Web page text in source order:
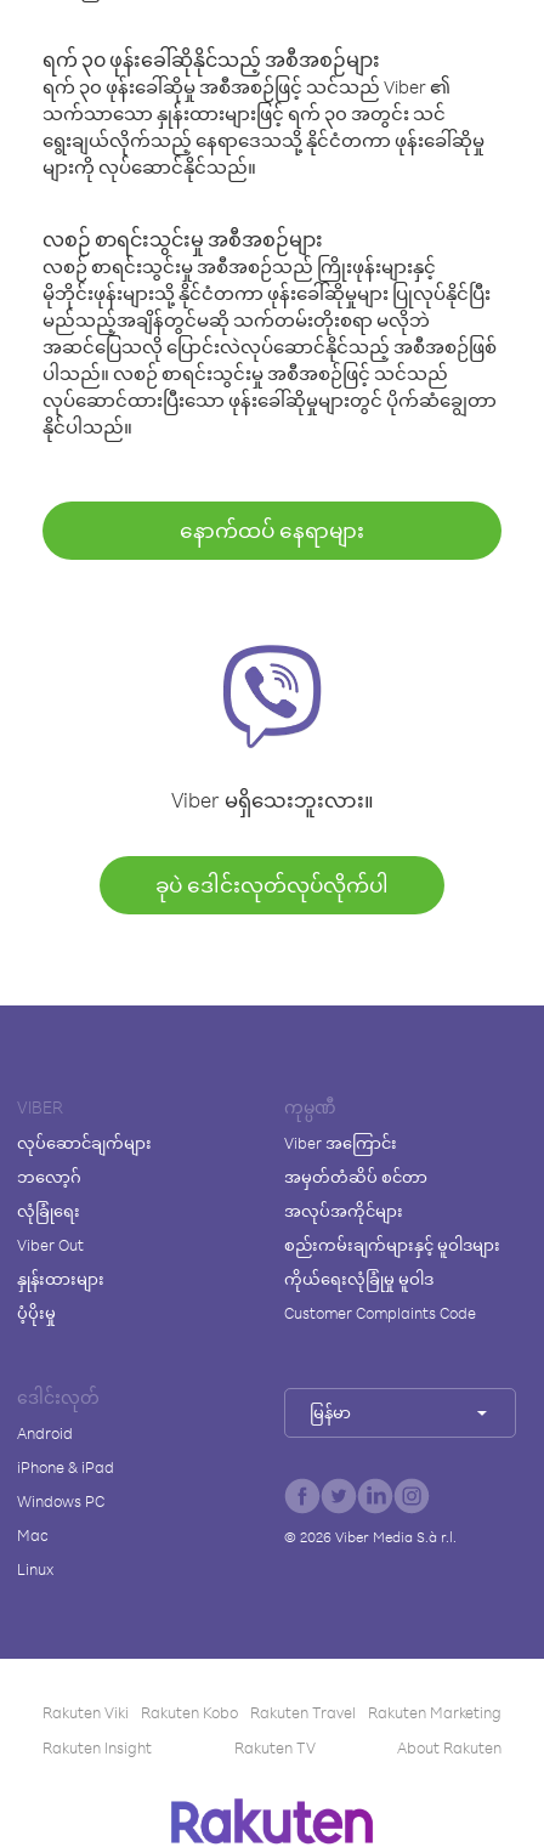
ရက် ၃၀ ဖုန်းခေါ်ဆိုနိုင်သည့် အစီအစဉ်များ
ရက် ၃၀ ဖုန်းခေါ်ဆိုမှု အစီအစဉ်ဖြင့် သင်သည် Viber ၏
သက်သာသော နှုန်းထားများဖြင့် ရက် ၃၀ အတွင်း သင်
ရွေးချယ်လိုက်သည့် နေရာဒေသသို့ နိုင်ငံတကာ ဖုန်းခေါ်ဆိုမှု
များကို လုပ်ဆောင်နိုင်သည်။
လစဉ် စာရင်းသွင်းမှု အစီအစဉ်များ
လစဉ် စာရင်းသွင်းမှု အစီအစဉ်သည် ကြိုးဖုန်းများနှင့်
မိုဘိုင်းဖုန်းများသို့ နိုင်ငံတကာ ဖုန်းခေါ်ဆိုမှုများ ပြုလုပ်နိုင်ပြီး
မည်သည့်အချိန်တွင်မဆို သက်တမ်းတိုးစရာ မလိုဘဲ
အဆင်ပြေသလို ပြောင်းလဲလုပ်ဆောင်နိုင်သည့် အစီအစဉ်ဖြစ်
ပါသည်။ လစဉ် စာရင်းသွင်းမှု အစီအစဉ်ဖြင့် သင်သည်
လုပ်ဆောင်ထားပြီးသော ဖုန်းခေါ်ဆိုမှုများတွင် ပိုက်ဆံချွေတာ
နိုင်ပါသည်။
နောက်ထပ် နေရာများ
Viber မရှိသေးဘူးလား။
ခုပဲ ဒေါင်းလုတ်လုပ်လိုက်ပါ
VIBER
လုပ်ဆောင်ချက်များ
ဘလော့ဂ်
လုံခြုံရေး
Viber Out
နှုန်းထားများ
ပံ့ပိုးမှု
ကုမ္ပဏီ
Viber အကြောင်း
အမှတ်တံဆိပ် စင်တာ
အလုပ်အကိုင်များ
စည်းကမ်းချက်များနှင့် မူဝါဒများ
ကိုယ်ရေးလုံခြုံမှု မူဝါဒ
Customer Complaints Code
ဒေါင်းလုတ်
Android
iPhone & iPad
Windows PC
Mac
Linux
မြန်မာ
© 2026Viber Media S.à r.l.
Rakuten Viki Rakuten Kobo Rakuten Travel
Rakuten Marketing
Rakuten Insight
Rakuten TV About Rakuten